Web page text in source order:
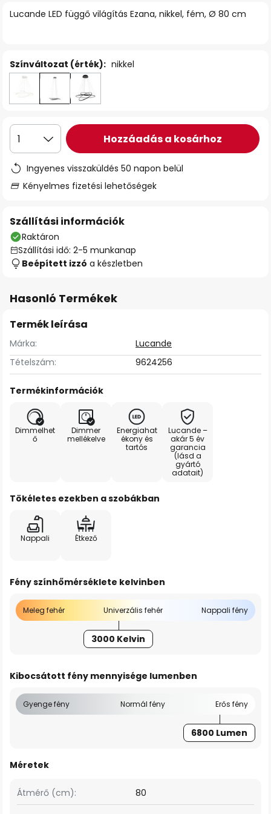
Lucande LED függő világítás Ezana, nikkel, fém, Ø 80 cm
Színváltozat (érték): nikkel
1 Hozzáadás a kosárhoz
Ingyenes visszaküldés 50 napon belül
Kényelmes fizetési lehetőségek
Szállítási információk
Raktáron
Szállítási idő: 2-5 munkanap
Beépített izzó a készletben
Hasonló Termékek
Termék leírása
Márka:
Lucande
Tételszám:
9624256
Termékinformációk
Dimmelhet
ő
Dimmer
mellékelve
Energiahat
ékony és
tartós
Lucande –
akár 5 év
garancia
(lásd a
gyártó
adatait)
Tökéletes ezekben a szobákban
Nappali Étkező
Fény színhőmérséklete kelvinben
Meleg fehér Univerzális fehér Nappali fény
3000 Kelvin
Kibocsátott fény mennyisége lumenben
Gyenge fény Normál fény Erős fény
6800 Lumen
Méretek
Átmérő (cm): 80